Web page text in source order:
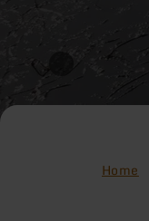
Home